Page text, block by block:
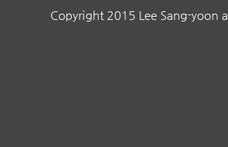
Copyright 2015 Lee Sang-yoon